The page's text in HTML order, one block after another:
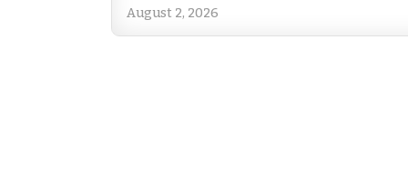
August 2, 2026